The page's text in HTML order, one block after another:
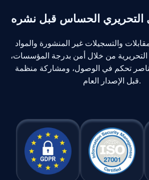
التحريري الحساس قبل نشره
والتسجيلات غير المنشورة والمواد
من خلال أمن بدرجة المؤسسات،
تحكم في الوصول، ومشاركة منظمة
قبل الإصدار العام.